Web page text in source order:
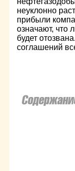
неуклонно
прибыли
означают, что
будет
соглашений